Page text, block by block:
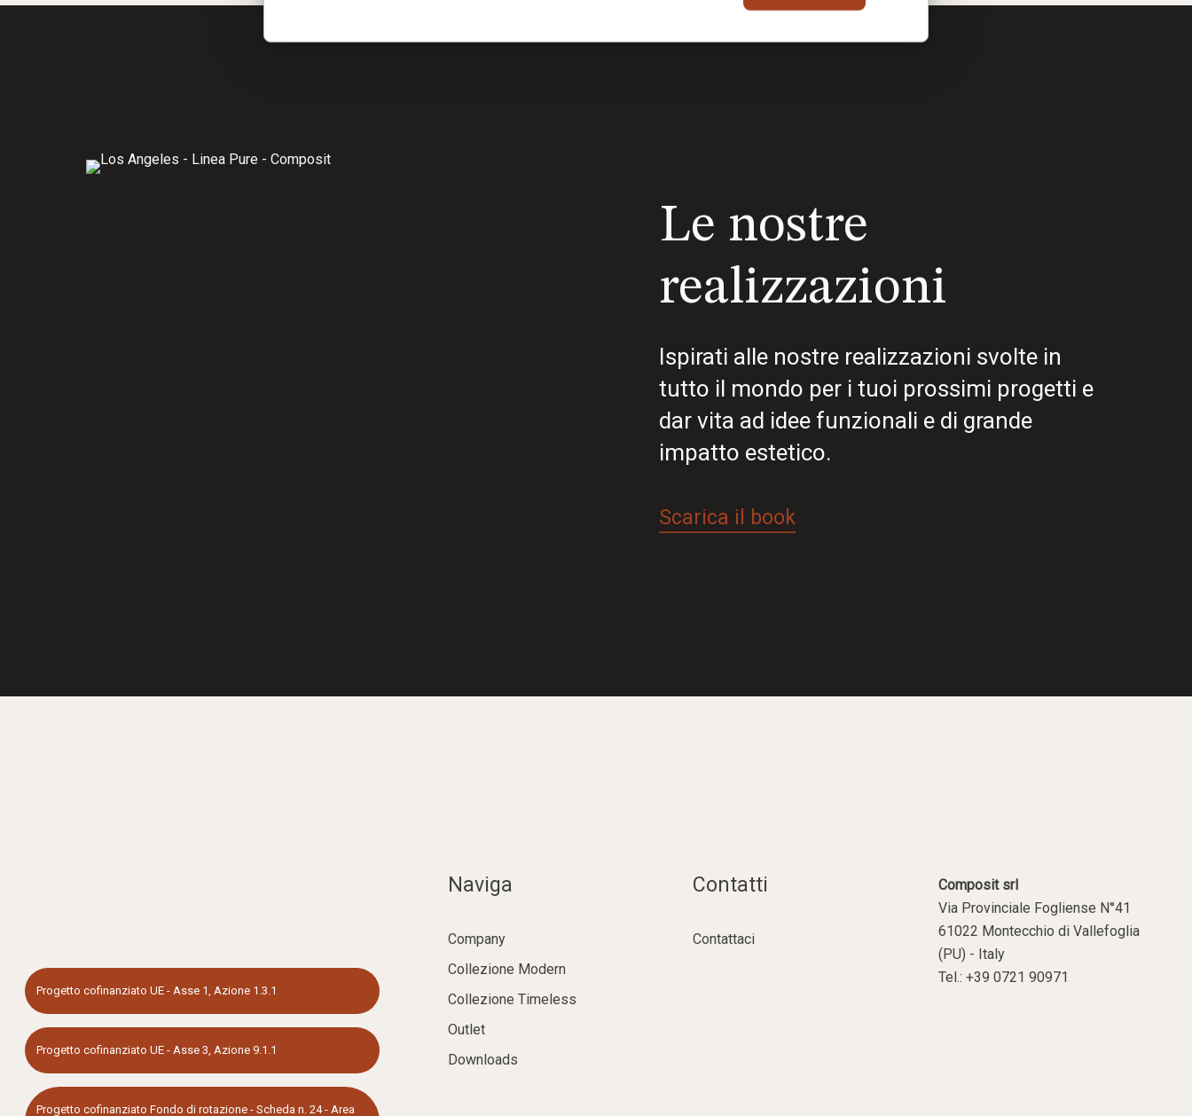
Le nostre
realizzazioni
Ispirati alle nostre realizzazioni svolte in
tutto il mondo per i tuoi prossimi progetti e
dar vita ad idee funzionali e di grande
impatto estetico.
Scarica il book
Progetto cofinanziato UE - Asse 1, Azione 1.3.1
Progetto cofinanziato UE - Asse 3, Azione 9.1.1
Progetto cofinanziato Fondo di rotazione - Scheda n. 24 - Area
Naviga
Company
Collezione Modern
Collezione Timeless
Outlet
Downloads
Contatti
Contattaci
Composit srl
Via Provinciale Fogliense N°41
61022 Montecchio di Vallefoglia
(PU) - Italy
Tel.: +39 0721 90971